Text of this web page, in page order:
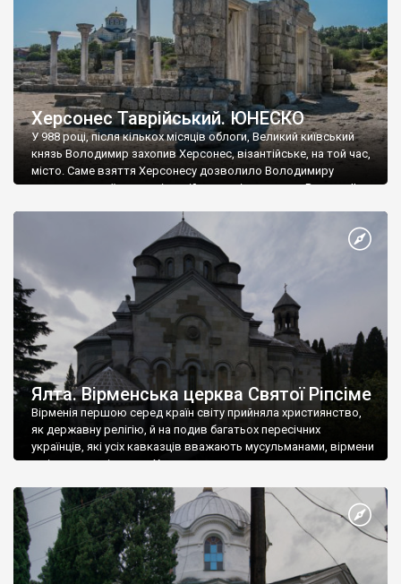
Херсонес Таврійський. ЮНЕСКО
У 988 році, після кількох місяців облоги, Великий київський
князь Володимир захопив Херсонес, візантійське, на той час,
місто. Саме взяття Херсонесу дозволило Володимиру
диктувати свої умови візантійському імператору Василю ІІ, та
Херсонесі Володимир-язичник, став Василем-християнином.
А потім було Хрещення Русі. На честь Херсонесу Таврійського
Ялта. Вірменська церква Святої Ріпсіме
Вірменія першою серед країн світу прийняла християнство,
як державну релігію, й на подив багатьох пересічних
українців, які усіх кавказців вважають мусульманами, вірмени
є відданими вірянами Христа